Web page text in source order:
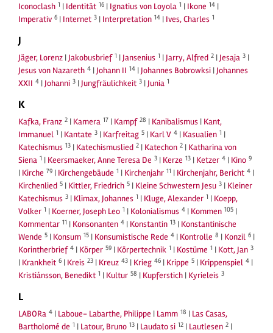
Iconoclash 1 | Identität 16 | Ignatius von Loyola 1 | Ikone 14 |
Imperativ 6 | Internet 3 | Interpretation 14 | Ives, Charles 1
J
Jäger, Lorenz | Jakobusbrief 1 | Jansenius 1 | Jarry, Alfred 2 | Jesaja 3 |
Jesus von Nazareth 4 | Johann II 14 | Johannes Bobrowksi | Johannes
XXII 4 | Johanni 3 | Jungfräulichkeit 3 | Junia 1
K
Kafka, Franz 2 | Kamera 17 | Kampf 28 | Kanibalismus | Kant,
Immanuel 1 | Kantate 3 | Karfreitag 5 | Karl V 4 | Kasualien 1 |
Katechismus 13 | Katechismuslied 2 | Katechon 2 | Katharina von
Siena 1 | Keersmaeker, Anne Teresa De 3 | Kerze 13 | Ketzer 4 | Kino 9
| Kirche 79 | Kirchengebäude 1 | Kirchenjahr 11 | Kirchenjahr, Bericht 4 |
Kirchenlied 5 | Kittler, Friedrich 5 | Kleine Schwestern Jesu 3 | Kleiner
Katechismus 3 | Klimax, Johannes 1 | Kluge, Alexander 1 | Koepp,
Volker 1 | Koerner, Joseph Leo 1 | Kolonialismus 4 | Kommen 105 |
Kommentar 11 | Konsonanten 4 | Konstantin 13 | Konstantinische
Wende 5 | Konsum 15 | Konsumistische Rede 4 | Kontrolle 8 | Konzil 6 |
Korintherbrief 4 | Körper 59 | Körpertechnik 1 | Kostüme 1 | Kott, Jan 3
| Krankheit 6 | Kreis 23 | Kreuz 43 | Krieg 46 | Krippe 5 | Krippenspiel 4 |
Kristiánsson, Benedikt 1 | Kultur 58 | Kupferstich | Kyrieleis 3
L
LABORa 4 | Laboue- Labarthe, Philippe | Lamm 18 | Las Casas,
Bartholomé de 1 | Latour, Bruno 13 | Laudato si 12 | Lautlesen 2 |